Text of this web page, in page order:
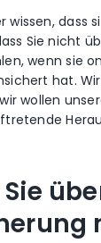
wissen, dass
Sie nicht
wenn sie
hat.
wollen